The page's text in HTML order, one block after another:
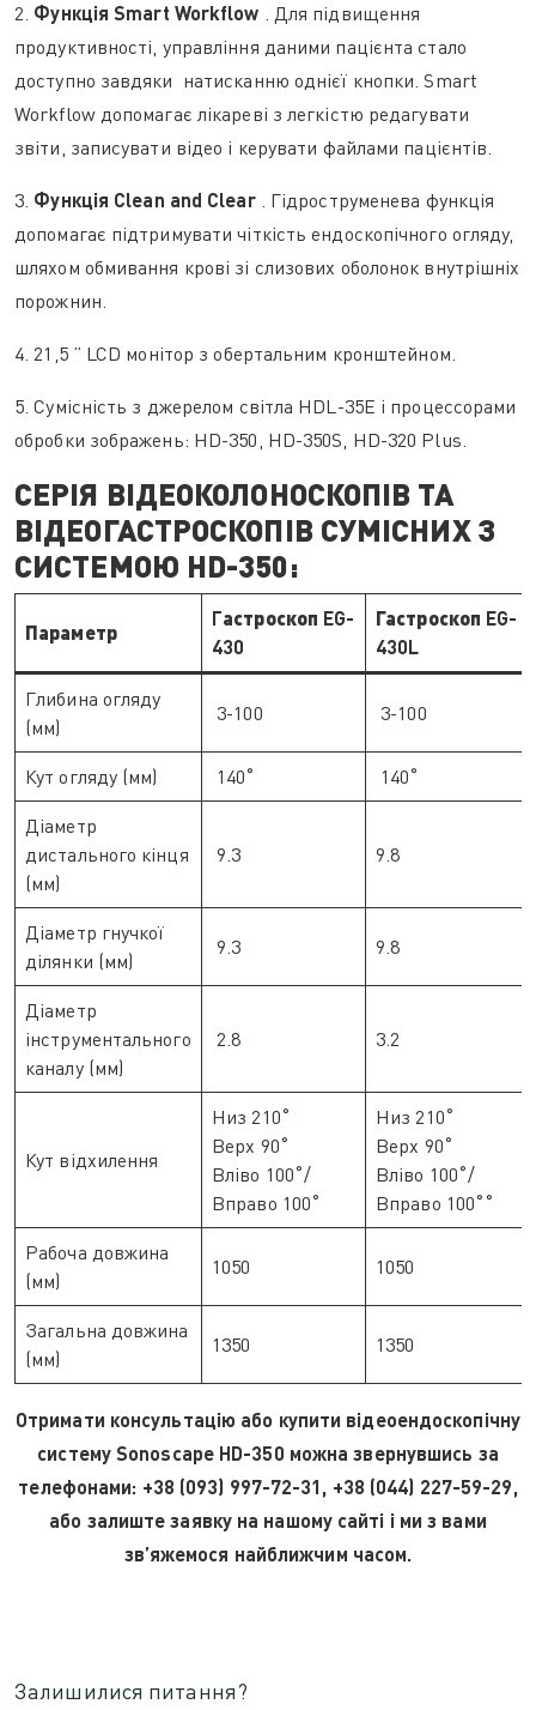
2. Функція Smart Workflow . Для підвищення
продуктивності, управління даними пацієнта стало
доступно завдяки натисканню однієї кнопки. Smart
Workflow допомагає лікареві з легкістю редагувати
звіти, записувати відео і керувати файлами пацієнтів.
3. Функція Clean and Clear. Гідроструменева функція
допомагає підтримувати чіткість ендоскопічного огляду,
шляхом обмивання крові зі слизових оболонок внутрішніх
порожнин.
4. 21,5 ” LCD монітор з обертальним кронштейном.
5. Сумісність з джерелом світла HDL-35E і процессорами
обробки зображень: HD-350, HD-350S, HD-320 Plus.
СЕРІЯ ВІДЕОКОЛОНОСКОПІВ ТА
ВІДЕОГАСТРОСКОПІВ СУМІСНИХ З
СИСТЕМОЮ HD-350:
Параметр
Гастроскоп EG-
430
Гастроскоп EG-
430L
Глибина огляду
(мм)
3-100 3-100
Кут огляду (мм) 140˚ 140˚
Діаметр
дистального кінця
(мм)
9.3 9.8
Діаметр гнучкої
ділянки (мм)
9.3 9.8
Діаметр
інструментального
каналу (мм)
2.8 3.2
Кут відхилення
Низ 210˚
Верх 90˚
Вліво 100˚/
Вправо 100˚
Низ 210˚
Верх 90˚
Вліво 100˚/
Вправо 100˚˚
Рабоча довжина
(мм)
1050 1050
Загальна довжина
(мм)
1350 1350
Отримати консультацію або купити відеоендоскопічну
систему Sonoscape HD-350 можна звернувшись за
телефонами: +38 (093) 997-72-31, +38 (044) 227-59-29,
або залиште заявку на нашому сайті і ми з вами
зв’яжемося найближчим часом.
Залишилися питання?